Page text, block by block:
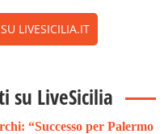
LIVESICILIA.IT
su LiveSicilia
“Successo per Palermo